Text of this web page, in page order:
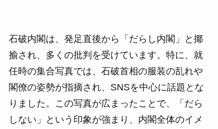
石破内閣は、発足直後から「だらし内閣」と揶
揄され、多くの批判を受けています。特に、就
任時の集合写真では、石破首相の服装の乱れや
閣僚の姿勢が指摘され、SNSを中心に話題とな
りました。この写真が広まったことで、「だら
しない」という印象が強まり、内閣全体のイメ